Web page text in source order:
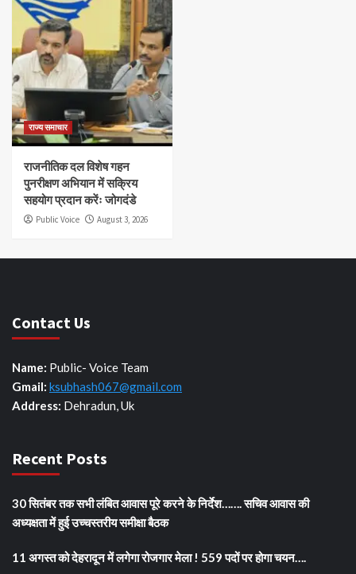
राज्य समाचार
राजनीतिक दल विशेष गहन
पुनरीक्षण अभियान में सक्रिय
सहयोग प्रदान करेंः जोगदंडे
Public Voice August 3, 2026
Contact Us
Name: Public- Voice Team
Gmail: ksubhash067@gmail.com
Address: Dehradun, Uk
Recent Posts
30 सितंबर तक सभी लंबित आवास पूरे करने के निर्देश……. सचिव आवास की
अध्यक्षता में हुई उच्चस्तरीय समीक्षा बैठक
11 अगस्त को देहरादून में लगेगा रोजगार मेला ! 559 पदों पर होगा चयन….